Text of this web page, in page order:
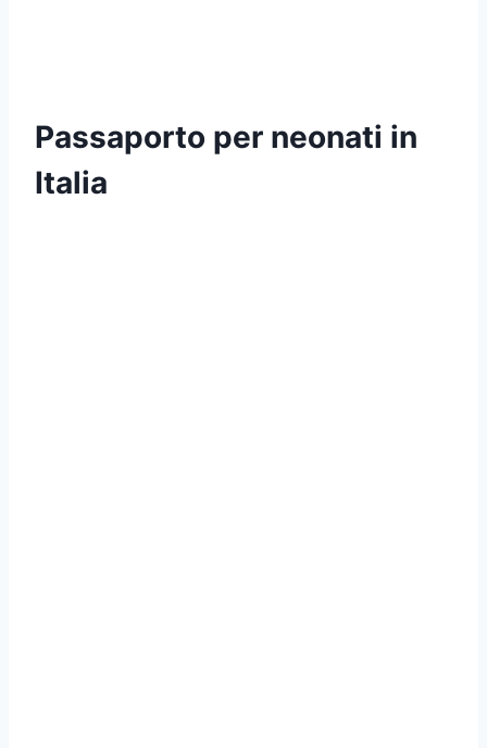
Passaporto per neonati in
Italia